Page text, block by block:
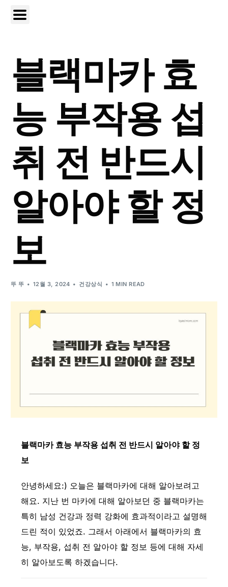
블랙마카 효
능 부작용 섭
취 전 반드시
알아야 할 정
보
뚜 뚜 12월 3, 2024 건강상식 1 MIN READ
블랙마카 효능 부작용 섭취 전 반드시 알아야 할 정
보
안녕하세요:) 오늘은 블랙마카에 대해 알아보려고
해요. 지난 번 마카에 대해 알아보던 중 블랙마카는
특히 남성 건강과 정력 강화에 효과적이라고 설명해
드린 적이 있었죠. 그래서 아래에서 블랙마카의 효
능, 부작용, 섭취 전 알아야 할 정보 등에 대해 자세
히 알아보도록 하겠습니다.